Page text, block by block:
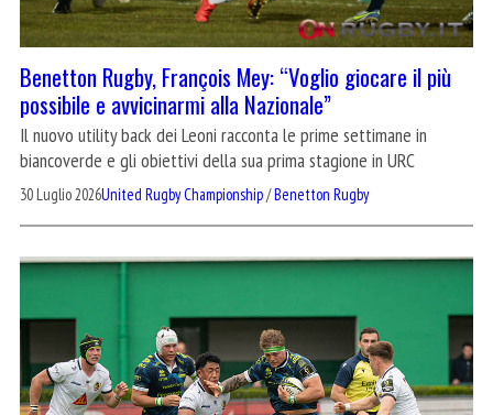
Benetton Rugby, François Mey: “Voglio giocare il più
possibile e avvicinarmi alla Nazionale”
Il nuovo utility back dei Leoni racconta le prime settimane in
biancoverde e gli obiettivi della sua prima stagione in URC
30 Luglio 2026United Rugby Championship/Benetton Rugby